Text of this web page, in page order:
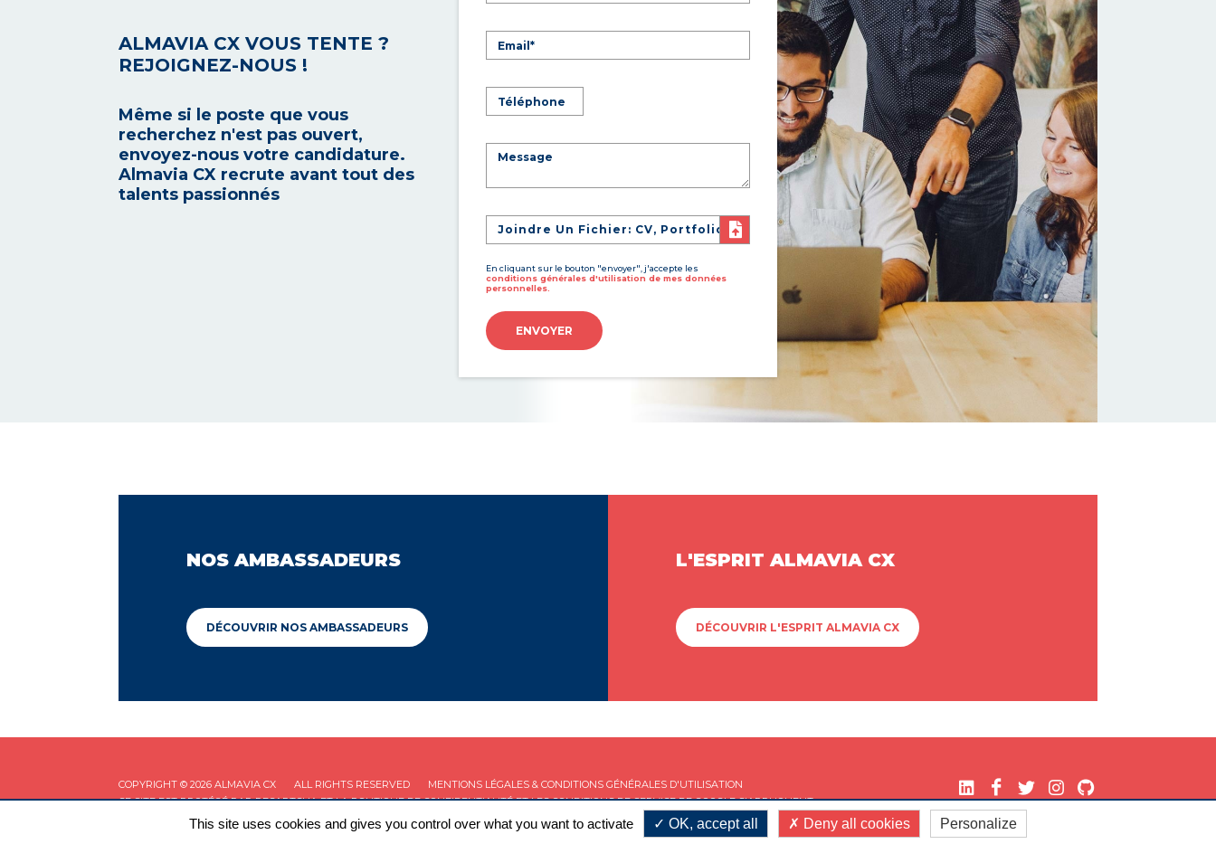
ALMAVIA CX VOUS TENTE ?
REJOIGNEZ-NOUS !
Même si le poste que vous
recherchez n'est pas ouvert,
envoyez-nous votre candidature.
Almavia CX recrute avant tout des
talents passionnés
Joindre Un Fichier: CV, Portfolio
En cliquant sur le bouton "envoyer", j'accepte les
conditions générales d'utilisation de mes données
personnelles.
ENVOYER
NOS AMBASSADEURS
DÉCOUVRIR NOS AMBASSADEURS
L'ESPRIT ALMAVIA CX
DÉCOUVRIR L'ESPRIT ALMAVIA CX
COPYRIGHT © 2026 ALMAVIA CX ALL RIGHTS RESERVED
MENTIONS LÉGALES & CONDITIONS GÉNÉRALES D'UTILISATION
CE SITE EST PROTÉGÉ PAR RECAPTCHA ET LAPOLITIQUE DE CONFIDENTIALITÉET LESCONDITIONS DE SERVICEDE GOOGLE S'APPLIQUENT.
This site uses cookies and gives you control over what you want to activate OK, accept all Deny all cookies Personalize